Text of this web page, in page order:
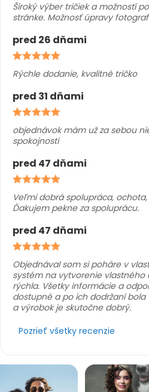
Široký výber tričiek a možností
stránke. Možnosť úpravy
pred 26 dňami
Rýchle dodanie, kvalitné tričko
pred 31 dňami
objednávok mám už za sebou
spokojnosti
pred 47 dňami
Veľmi dobrá spolupráca,
Ďakujem pekne za spoluprácu.
pred 47 dňami
Objednával som si poháre v
systém na vytvorenie
rýchla. Všetky informácie a
dostupné a po ich dodržaní
a výrobok je skutočne dobrý.
Pozrieť všetky recenzie